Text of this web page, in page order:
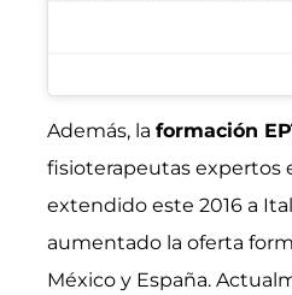
Además, la formación
fisioterapeutas expertos
extendido este 2016 a
aumentado la oferta
México y España.